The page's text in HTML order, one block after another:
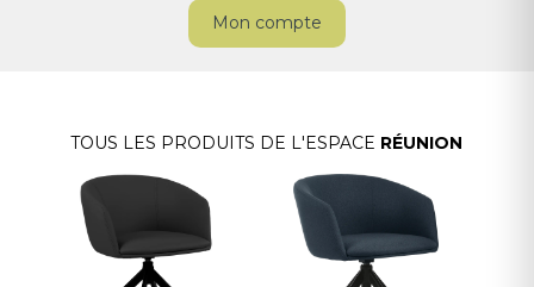
Mon compte
TOUS LES PRODUITS DE L'ESPACE RÉUNION